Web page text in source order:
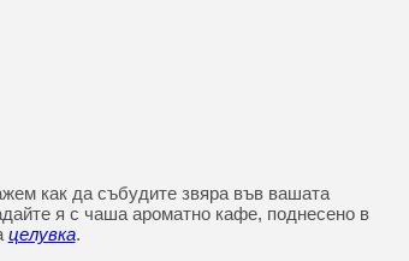
как да събудите звяра във вашата
я с чаша ароматно кафе, поднесено в
целувка.